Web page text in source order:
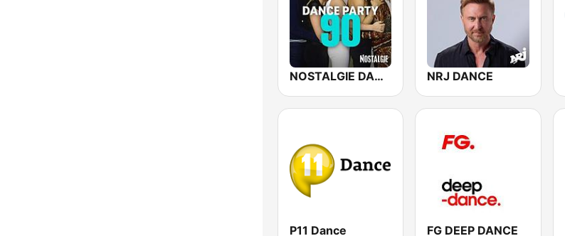
NOSTALGIE DANCE PARTY 90 NRJ DANCE
P11 Dance FG DEEP DANCE